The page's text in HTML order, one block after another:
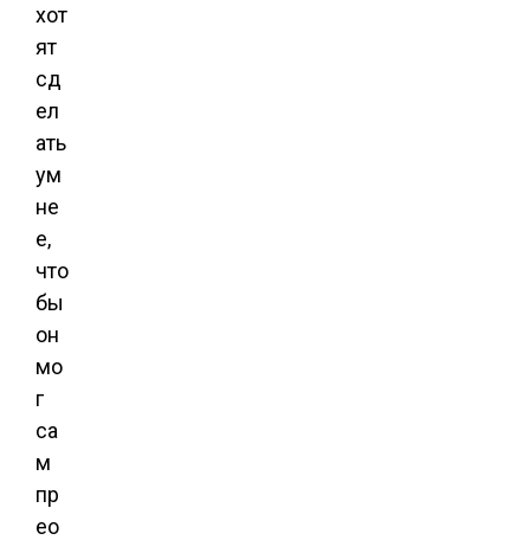
хот
ят
сд
ел
ать
ум
не
е,
что
бы
он
мо
г
са
м
пр
ео